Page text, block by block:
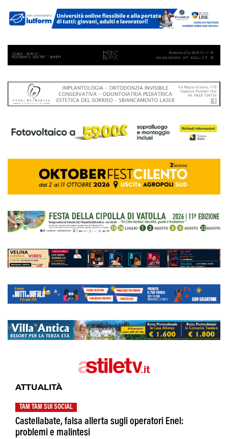
ATTUALITÀ
TAM TAM SUI SOCIAL
Castellabate, falsa allerta sugli operatori Enel:
problemi e malintesi